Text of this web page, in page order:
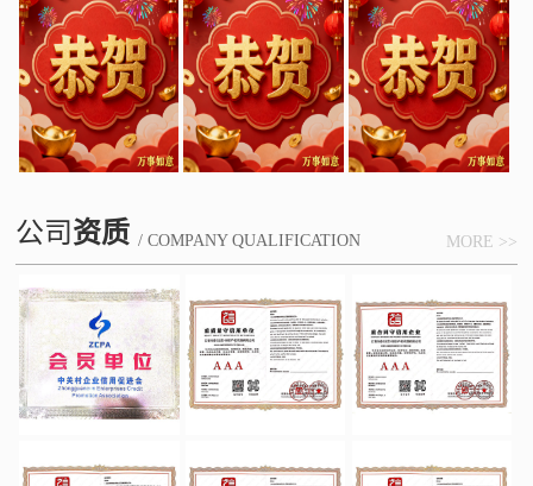
公司资质 / COMPANY QUALIFICATION MORE >>